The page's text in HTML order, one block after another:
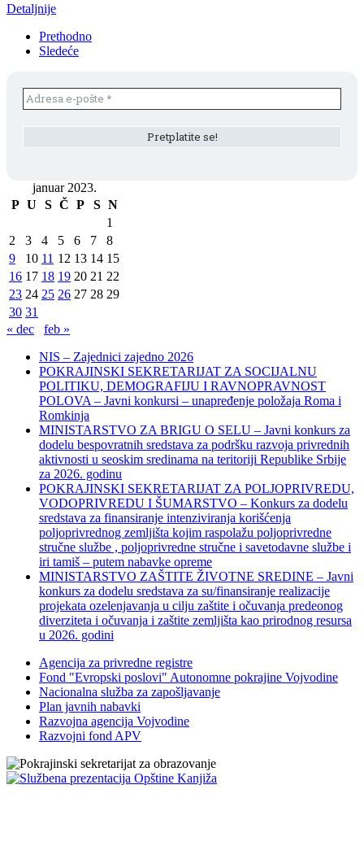
Detaljnije
Prethodno
Sledeće
januar 2023.
P U S Č P S N
1
2
3 4 5 6 7
8
9
10 11 12 13 14 15
16 17 18 19 20 21 22
23 24 25 26 27 28 29
30 31
« dec
feb »
NIS – Zajednici zajedno 2026
POKRAJINSKI SEKRETARIJAT ZA SOCIJALNU
POLITIKU, DEMOGRAFIJU I RAVNOPRAVNOST
POLOVA – Javni konkursi – unapređenje položaja Roma i
Romkinja
MINISTARSTVO ZA BRIGU O SELU – Javni konkurs za
dodelu bespovratnih sredstava za podršku razvoja privrednih
aktivnosti u seoskim sredinama na teritoriji Republike Srbije
za 2026. godinu
POKRAJINSKI SEKRETARIJAT ZA POLJOPRIVREDU,
VODOPRIVREDU I ŠUMARSTVO – Konkurs za dodelu
sredstava za finansiranje intenziviranja korišćenja
poljoprivrednog zemljišta kojim raspolažu poljoprivredne
stručne službe , poljoprivredne stručne i savetodavne službe i
iri tamiš ‒ putem nabavke opreme
MINISTARSTVO ZAŠTITE ŽIVOTNE SREDINE – Javni
konkurs za dodelu sredstava za su/finansiranje realizacije
projekata ozelenjavanja u cilju zaštite i očuvanja predeonog
diverziteta i očuvanja i zaštite zemljišta kao prirodnog resursa
u 2026. godini
Agencija za privredne registre
Fond "Evropski poslovi" Autonomne pokrajine Vojvodine
Nacionalna služba za zapošljavanje
Plan javnih nabavki
Razvojna agencija Vojvodine
Razvojni fond APV